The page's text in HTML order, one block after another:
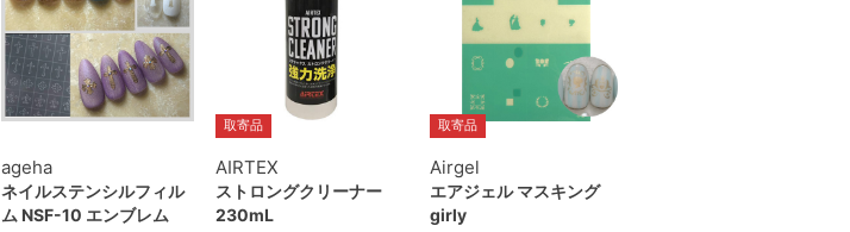
ageha
ネイルステンシルフィル
ム NSF-10 エンブレム
取寄品
AIRTEX
ストロングクリーナー
230mL
取寄品
Airgel
エアジェル マスキング
girly